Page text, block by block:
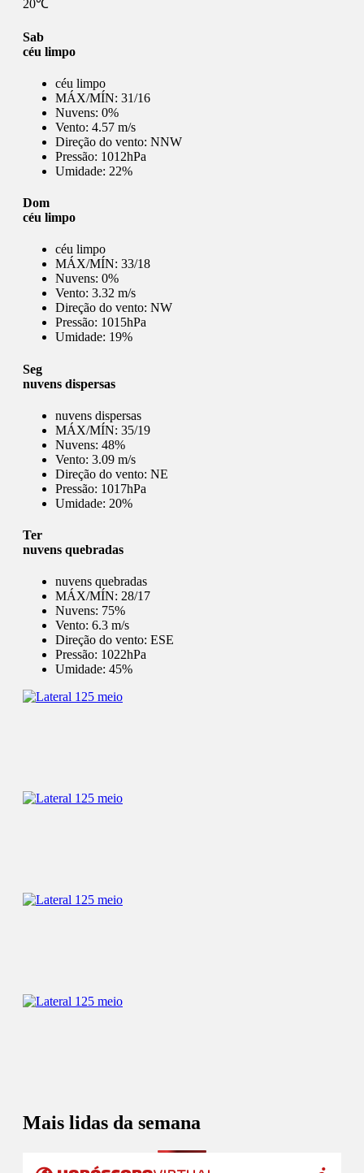
20℃
Sab
céu limpo
céu limpo
MÁX/MÍN: 31/16
Nuvens: 0%
Vento: 4.57 m/s
Direção do vento: NNW
Pressão: 1012hPa
Umidade: 22%
Dom
céu limpo
céu limpo
MÁX/MÍN: 33/18
Nuvens: 0%
Vento: 3.32 m/s
Direção do vento: NW
Pressão: 1015hPa
Umidade: 19%
Seg
nuvens dispersas
nuvens dispersas
MÁX/MÍN: 35/19
Nuvens: 48%
Vento: 3.09 m/s
Direção do vento: NE
Pressão: 1017hPa
Umidade: 20%
Ter
nuvens quebradas
nuvens quebradas
MÁX/MÍN: 28/17
Nuvens: 75%
Vento: 6.3 m/s
Direção do vento: ESE
Pressão: 1022hPa
Umidade: 45%
Mais lidas da semana